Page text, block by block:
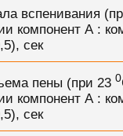
вспенивания
компонент А :
сек
пены (при 23 0
компонент А :
сек